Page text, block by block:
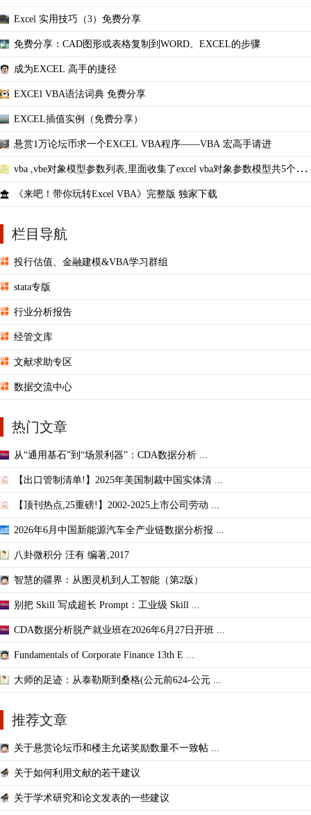
Excel 实用技巧（3）免费分享
免费分享：CAD图形或表格复制到WORD、EXCEL的步骤
成为EXCEL 高手的捷径
EXCEl VBA语法词典 免费分享
EXCEL插值实例（免费分享）
悬赏1万论坛币求一个EXCEL VBA程序——VBA 宏高手请进
vba ,vbe对象模型参数列表,里面收集了excel vba对象参数模型共5个文
《来吧！带你玩转Excel VBA》完整版 独家下载
栏目导航
投行估值、金融建模&VBA学习群组
stata专版
行业分析报告
经管文库
文献求助专区
数据交流中心
热门文章
从“通用基石”到“场景利器”：CDA数据分析 ...
【出口管制清单!】2025年美国制裁中国实体清 ...
【顶刊热点,25重磅!】2002-2025上市公司劳动 ...
2026年6月中国新能源汽车全产业链数据分析报 ...
八卦微积分 汪有 编著,2017
智慧的疆界：从图灵机到人工智能（第2版）
别把 Skill 写成超长 Prompt：工业级 Skill ...
CDA数据分析脱产就业班在2026年6月27日开班 ...
Fundamentals of Corporate Finance 13th E ...
大师的足迹：从泰勒斯到桑格(公元前624-公元 ...
推荐文章
关于悬赏论坛币和楼主允诺奖励数量不一致帖 ...
关于如何利用文献的若干建议
关于学术研究和论文发表的一些建议